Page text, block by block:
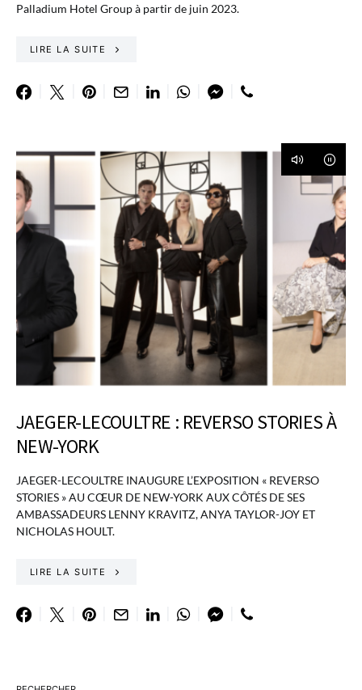
Palladium Hotel Group à partir de juin 2023.
LIRE LA SUITE
JAEGER-LECOULTRE : REVERSO STORIES À
NEW-YORK
JAEGER-LECOULTRE INAUGURE L’EXPOSITION « REVERSO
STORIES » AU CŒUR DE NEW-YORK AUX CÔTÉS DE SES
AMBASSADEURS LENNY KRAVITZ, ANYA TAYLOR-JOY ET
NICHOLAS HOULT.
LIRE LA SUITE